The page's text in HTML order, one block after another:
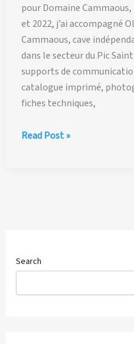
pour Domaine
et 2022, j’ai accompagné
Cammaous, cave
dans le secteur du Pic
supports de
catalogue imprimé,
fiches techniques,
Site
Cammaous,
Saint-
Read Post »
Search